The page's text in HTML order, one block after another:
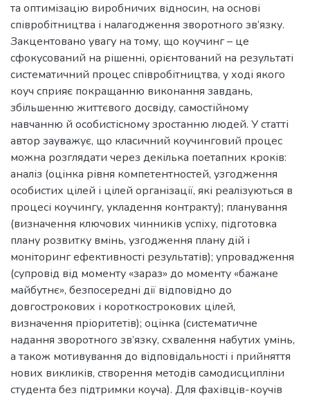
та оптимізацію виробничих відносин, на основі
співробітництва і налагодження зворотного зв’язку.
Закцентовано увагу на тому, що коучинг – це
сфокусований на рішенні, орієнтований на результаті
систематичний процес співробітництва, у ході якого
коуч сприяє покращанню виконання завдань,
збільшенню життєвого досвіду, самостійному
навчанню й особистісному зростанню людей. У статті
автор зауважує, що класичний коучинговий процес
можна розглядати через декілька поетапних кроків:
аналіз (оцінка рівня компетентностей, узгодження
особистих цілей і цілей організації, які реалізуються в
процесі коучингу, укладення контракту); планування
(визначення ключових чинників успіху, підготовка
плану розвитку вмінь, узгодження плану дій і
моніторинг ефективності результатів); упровадження
(супровід від моменту «зараз» до моменту «бажане
майбутнє», безпосередні дії відповідно до
довгострокових і короткострокових цілей,
визначення пріоритетів); оцінка (систематичне
надання зворотного зв’язку, схвалення набутих умінь,
а також мотивування до відповідальності і прийняття
нових викликів, створення методів самодисципліни
студента без підтримки коуча). Для фахівців-коучів